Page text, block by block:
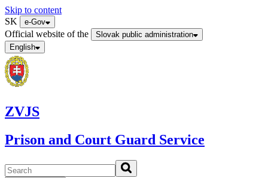
Skip to content
SK
e-Gov
Official website of the
Slovak public administration
English
ZVJS
Prison and Court Guard Service